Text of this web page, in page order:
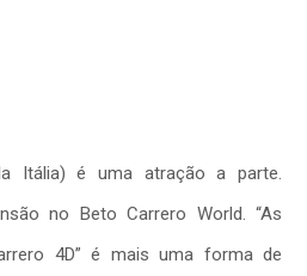
Itália) é uma atração a parte.
no Beto Carrero World. “As
4D” é mais uma forma de